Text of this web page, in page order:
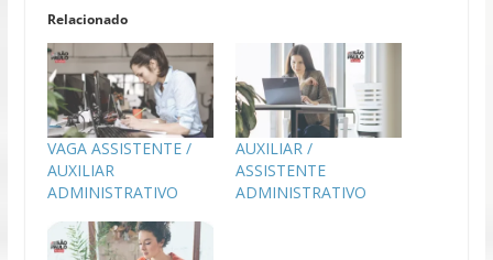
Relacionado
VAGA ASSISTENTE /
AUXILIAR
ADMINISTRATIVO
AUXILIAR /
ASSISTENTE
ADMINISTRATIVO